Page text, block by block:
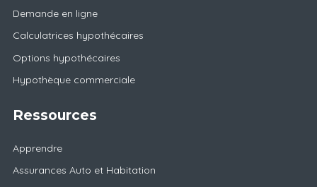
Demande en ligne
Calculatrices hypothécaires
Options hypothécaires
Hypothèque commerciale
Ressources
Apprendre
Assurances Auto et Habitation